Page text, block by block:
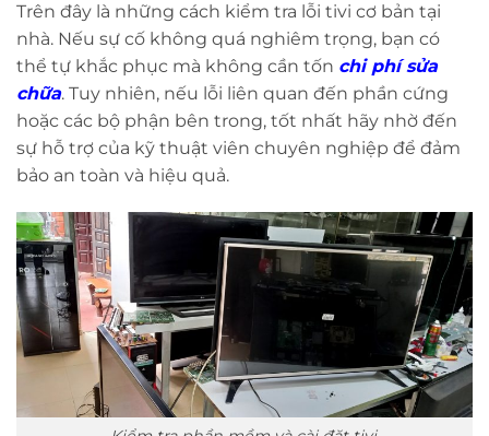
Trên đây là những cách kiểm tra lỗi tivi cơ bản tại
nhà. Nếu sự cố không quá nghiêm trọng, bạn có
thể tự khắc phục mà không cần tốn chi phí sửa
chữa. Tuy nhiên, nếu lỗi liên quan đến phần cứng
hoặc các bộ phận bên trong, tốt nhất hãy nhờ đến
sự hỗ trợ của kỹ thuật viên chuyên nghiệp để đảm
bảo an toàn và hiệu quả.